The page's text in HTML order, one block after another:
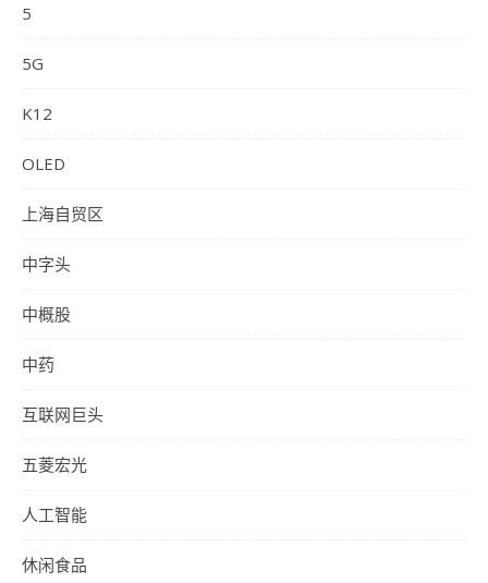
5
5G
K12
OLED
上海自贸区
中字头
中概股
中药
互联网巨头
五菱宏光
人工智能
休闲食品